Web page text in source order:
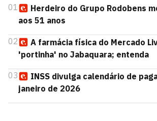
01
Herdeiro do Grupo Rodobens
aos 51 anos
02
A farmácia física do Mercado
'portinha' no Jabaquara; entenda
03
INSS divulga calendário de
janeiro de 2026